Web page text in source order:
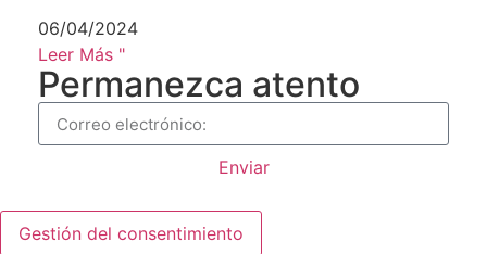
06/04/2024
Leer Más "
Permanezca atento
Enviar
Gestión del consentimiento